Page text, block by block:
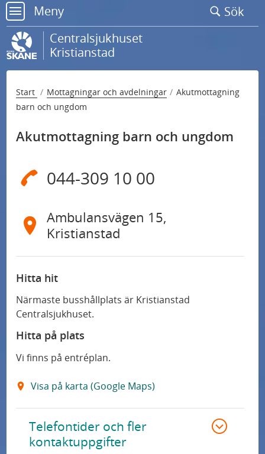
Gå
till
sidans
innehåll
Meny
Sök
meny
Centralsjukhuset
Kristianstad
Start Mottagningar och avdelningar
Akutmottagning
barn och ungdom
Akutmottagning barn och ungdom
044-309 10 00
Ambulansvägen 15,
Kristianstad
Hitta hit
Närmaste busshållplats är Kristianstad
Centralsjukhuset.
Hitta på plats
Vi finns på entréplan.
Visa på karta (Google Maps)
Telefontider och fler
kontaktuppgifter